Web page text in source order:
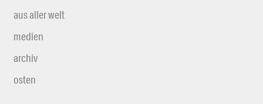
aus aller welt
medien
archiv
osten